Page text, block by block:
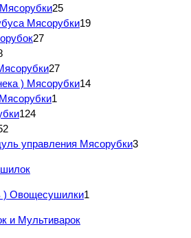
25
Мясорубки19
27
27
) Мясорубки14
1
124
управления Мясорубки3
) Овощесушилки1
и Мультиварок